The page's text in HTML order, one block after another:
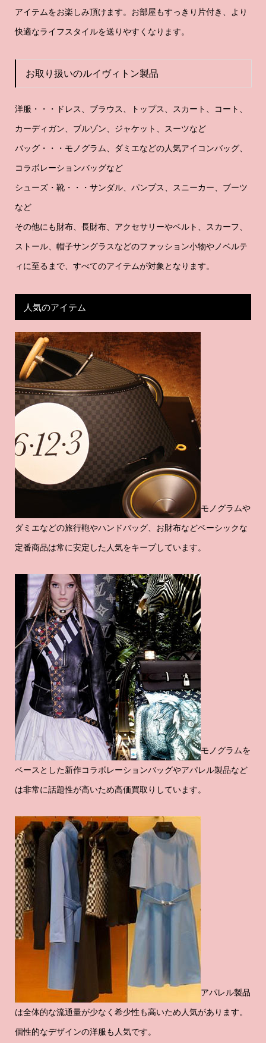
アイテムをお楽しみ頂けます。お部屋もすっきり片付き、より
快適なライフスタイルを送りやすくなります。
お取り扱いのルイヴィトン製品
洋服・・・ドレス、ブラウス、トップス、スカート、コート、
カーディガン、ブルゾン、ジャケット、スーツなど
バッグ・・・モノグラム、ダミエなどの人気アイコンバッグ、
コラボレーションバッグなど
シューズ・靴・・・サンダル、パンプス、スニーカー、ブーツ
など
その他にも財布、長財布、アクセサリーやベルト、スカーフ、
ストール、帽子サングラスなどのファッション小物やノベルテ
ィに至るまで、すべてのアイテムが対象となります。
人気のアイテム
モノグラムや
ダミエなどの旅行鞄やハンドバッグ、お財布などベーシックな
定番商品は常に安定した人気をキープしています。
モノグラムを
ベースとした新作コラボレーションバッグやアパレル製品など
は非常に話題性が高いため高価買取りしています。
アパレル製品
は全体的な流通量が少なく希少性も高いため人気があります。
個性的なデザインの洋服も人気です。